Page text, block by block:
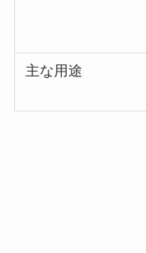
主な用途